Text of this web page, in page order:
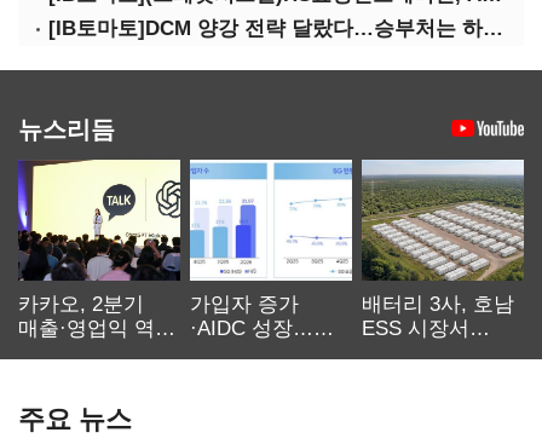
[IB토마토]DCM 양강 전략 달랐다…승부처는 하반기 금융채 빅딜
뉴스리듬
카카오, 2분기
매출·영업익 역대
가입자 증가
·AIDC 성장…
배터리 3사, 호남
ESS 시장서
주요 뉴스